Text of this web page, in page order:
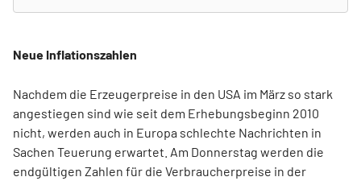
Neue Inflationszahlen
Nachdem die Erzeugerpreise in den USA im März so stark
angestiegen sind wie seit dem Erhebungsbeginn 2010
nicht, werden auch in Europa schlechte Nachrichten in
Sachen Teuerung erwartet. Am Donnerstag werden die
endgültigen Zahlen für die Verbraucherpreise in der